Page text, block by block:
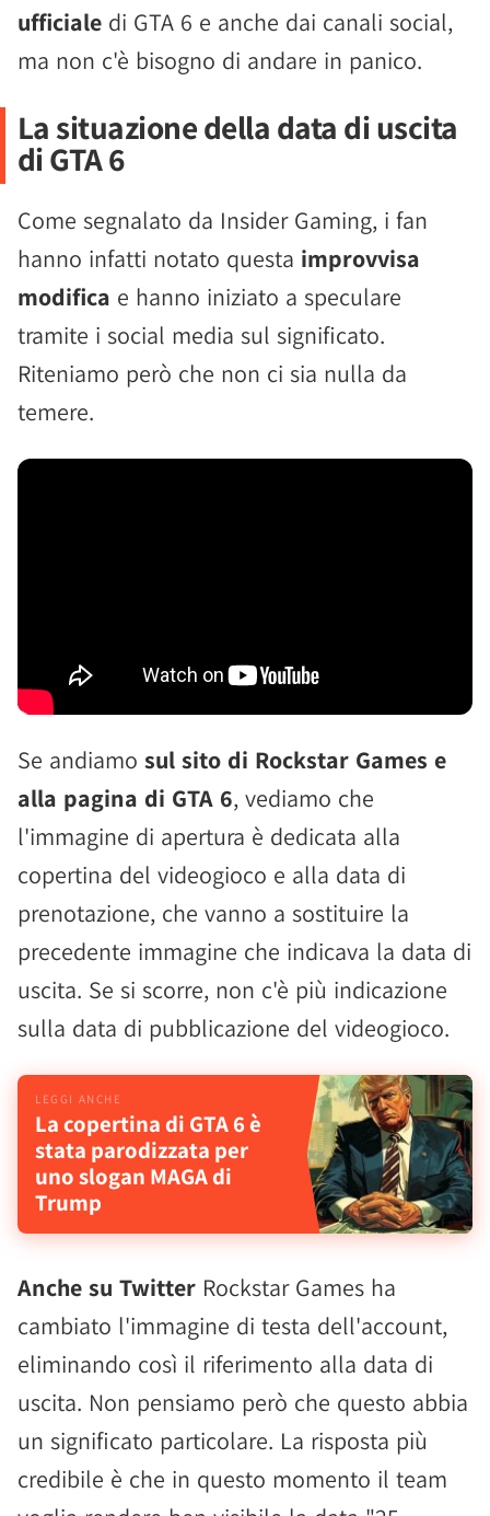
ufficiale di GTA 6 e anche dai canali social,
ma non c'è bisogno di andare in panico.
La situazione della data di uscita
di GTA 6
Come segnalato da Insider Gaming, i fan
hanno infatti notato questa improvvisa
modifica e hanno iniziato a speculare
tramite i social media sul significato.
Riteniamo però che non ci sia nulla da
temere.
Se andiamo sul sito di Rockstar Games e
alla pagina di GTA 6, vediamo che
l'immagine di apertura è dedicata alla
copertina del videogioco e alla data di
prenotazione, che vanno a sostituire la
precedente immagine che indicava la data di
uscita. Se si scorre, non c'è più indicazione
sulla data di pubblicazione del videogioco.
La copertina di GTA 6 è
stata parodizzata per
uno slogan MAGA di
Trump
Anche su Twitter Rockstar Games ha
cambiato l'immagine di testa dell'account,
eliminando così il riferimento alla data di
uscita. Non pensiamo però che questo abbia
un significato particolare. La risposta più
credibile è che in questo momento il team